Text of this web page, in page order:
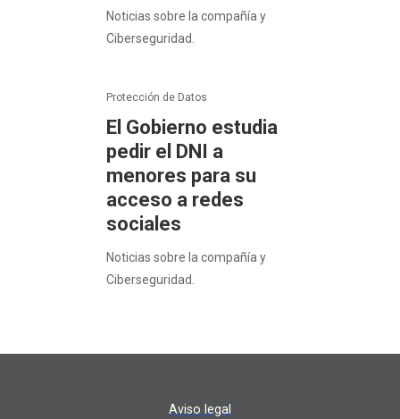
Noticias sobre la compañía y
Ciberseguridad.
Protección de Datos
El Gobierno estudia
pedir el DNI a
menores para su
acceso a redes
sociales
Noticias sobre la compañía y
Ciberseguridad.
Aviso legal